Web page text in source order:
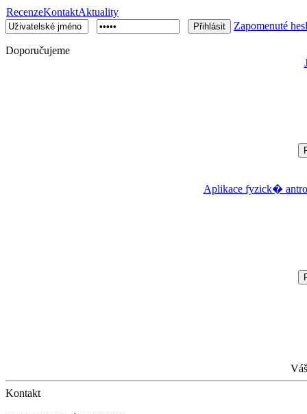
RecenzeKontaktAktuality
Zapomenuté
Doporučujeme
Aplikace fyzick�
Kontakt